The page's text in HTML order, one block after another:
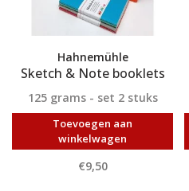
Hahnemühle
Sketch & Note booklets
125 grams - set 2 stuks
Toevoegen aan
winkelwagen
€9,50